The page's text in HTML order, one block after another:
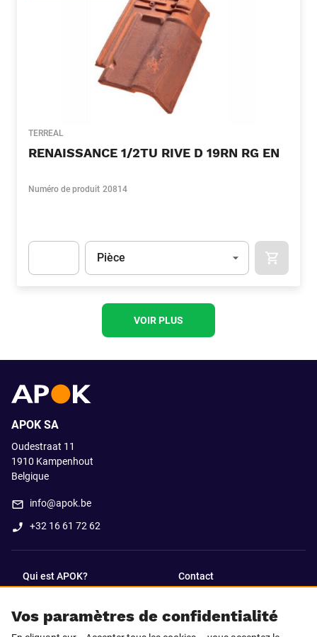
TERREAL
RENAISSANCE 1/2TU RIVE D 19RN RG EN
Numéro de produit 20814
Unité
Pièce
VOIR PLUS
Vos paramètres de confidentialité
APOK SA
Oudestraat 11
1910 Kampenhout
Belgique
info@apok.be
+32 16 61 72 62
Qui est APOK? Contact
SUIVEZ-NOUS SUR